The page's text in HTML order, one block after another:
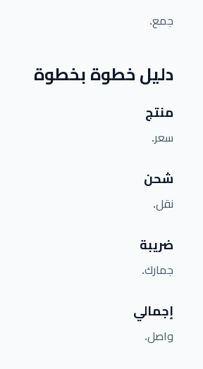
جمع.
دليل خطوة بخطوة
منتج
سعر.
شحن
نقل.
ضريبة
جمارك.
إجمالي
واصل.